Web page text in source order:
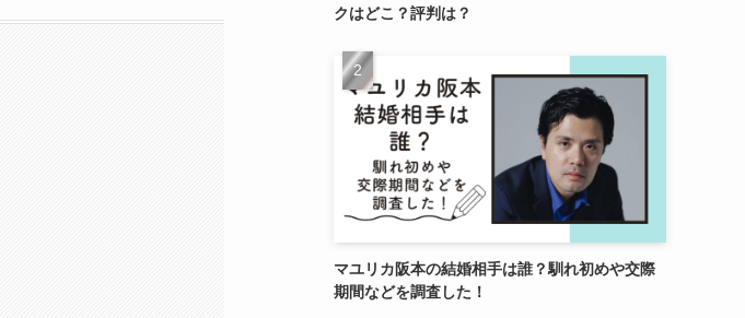
クはどこ？評判は？
マユリカ阪本の結婚相手は誰？馴れ初めや交際
期間などを調査した！